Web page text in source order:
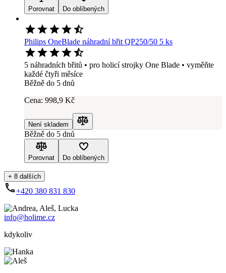
Porovnat Do oblíbených
Philips OneBlade náhradní břit QP250/50 5 ks
5 náhradních břitů • pro holicí strojky One Blade • vyměňte
každé čtyři měsíce
Běžně do 5 dnů
Cena: 998,9 Kč
Není skladem
Porovnat
Běžně do 5 dnů
Porovnat Do oblíbených
+ 8 dalších
+420 380 831 830
info@holime.cz
kdykoliv